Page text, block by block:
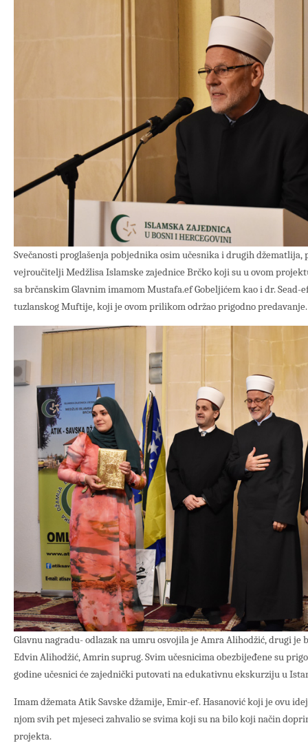
Svečanosti proglašenja pobjednika osim učesnika i drugih
vejroučitelji Medžlisa Islamske zajednice Brčko koji su u ovom
sa brčanskim Glavnim imamom Mustafa.ef Gobeljićem kao i dr. Sead-
tuzlanskog Muftije, koji je ovom prilikom održao prigodno predavanje.
Glavnu nagradu- odlazak na umru osvojila je Amra Alihodžić, drugi je
Edvin Alihodžić, Amrin suprug. Svim učesnicima obezbijeđene su
godine učesnici će zajednički putovati na edukativnu ekskurziju u
Imam džemata Atik Savske džamije, Emir-ef. Hasanović koji je ovu
njom svih pet mjeseci zahvalio se svima koji su na bilo koji način
projekta.